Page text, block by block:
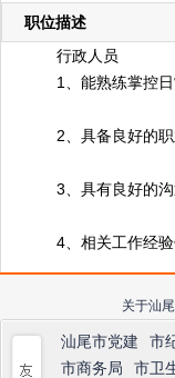
职位描述
行政人员
1、能熟练掌控
2、具备良好的
3、具有良好的
4、相关工作经验
关于汕
汕尾市党建 市
市商务局
市卫